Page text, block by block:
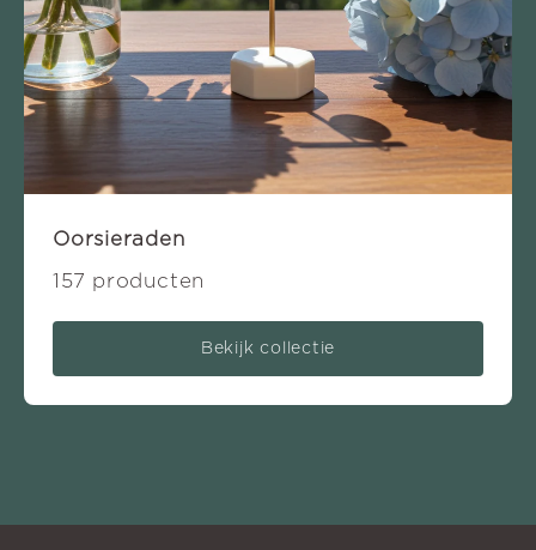
Oorsieraden
157 producten
Bekijk collectie